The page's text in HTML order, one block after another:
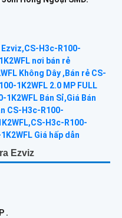
Ezviz
.